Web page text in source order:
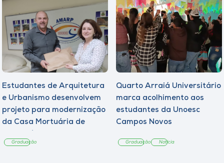
Estudantes de Arquitetura
e Urbanismo desenvolvem
projeto para modernização
da Casa Mortuária de
Graduação
Quarto Arraiá Universitário
marca acolhimento aos
estudantes da Unoesc
Campos Novos
Graduação Notícia